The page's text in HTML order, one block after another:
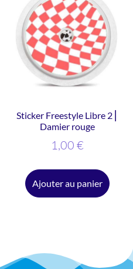
Sticker Freestyle Libre 2 ⎜
Damier rouge
1,00 €
Ajouter au panier